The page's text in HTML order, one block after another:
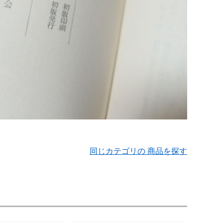
同じカテゴリの 商品を探す